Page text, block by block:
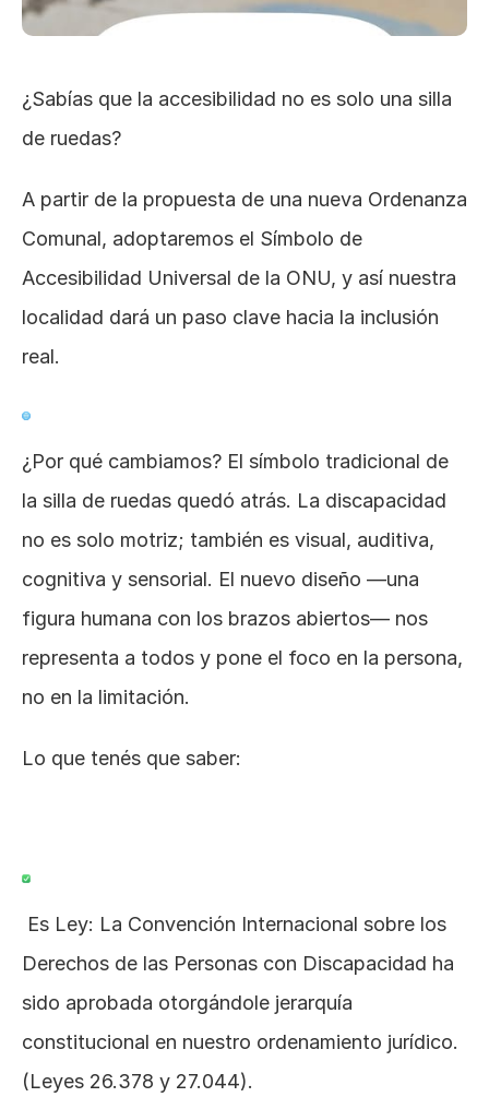
¿Sabías que la accesibilidad no es solo una silla
de ruedas?
A partir de la propuesta de una nueva Ordenanza
Comunal, adoptaremos el Símbolo de
Accesibilidad Universal de la ONU, y así nuestra
localidad dará un paso clave hacia la inclusión
real.
¿Por qué cambiamos? El símbolo tradicional de
la silla de ruedas quedó atrás. La discapacidad
no es solo motriz; también es visual, auditiva,
cognitiva y sensorial. El nuevo diseño —una
figura humana con los brazos abiertos— nos
representa a todos y pone el foco en la persona,
no en la limitación.
Lo que tenés que saber:
Derechos de las Personas con Discapacidad ha
sido aprobada otorgándole jerarquía
constitucional en nuestro ordenamiento jurídico.
(Leyes 26.378 y 27.044).